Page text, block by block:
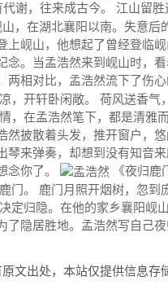
代谢，往来成古今。 江山留
山，在湖北襄阳以南。失意后
上岘山，他想起了曾经登临
念。当孟浩然来到岘山时，
两相对比，孟浩然流下了伤心
，开轩卧闲敞。 荷风送香气
，在孟浩然笔下，都是清雅
然披散着头发，推开窗户，
琴来弹奏，却想到没有知音
念你了。
《夜归鹿
门。 鹿门月照开烟树，忽到
定归隐。在他的家乡襄阳岘
了隐居胜地。孟浩然写自己
文出处，本站仅提供信息存